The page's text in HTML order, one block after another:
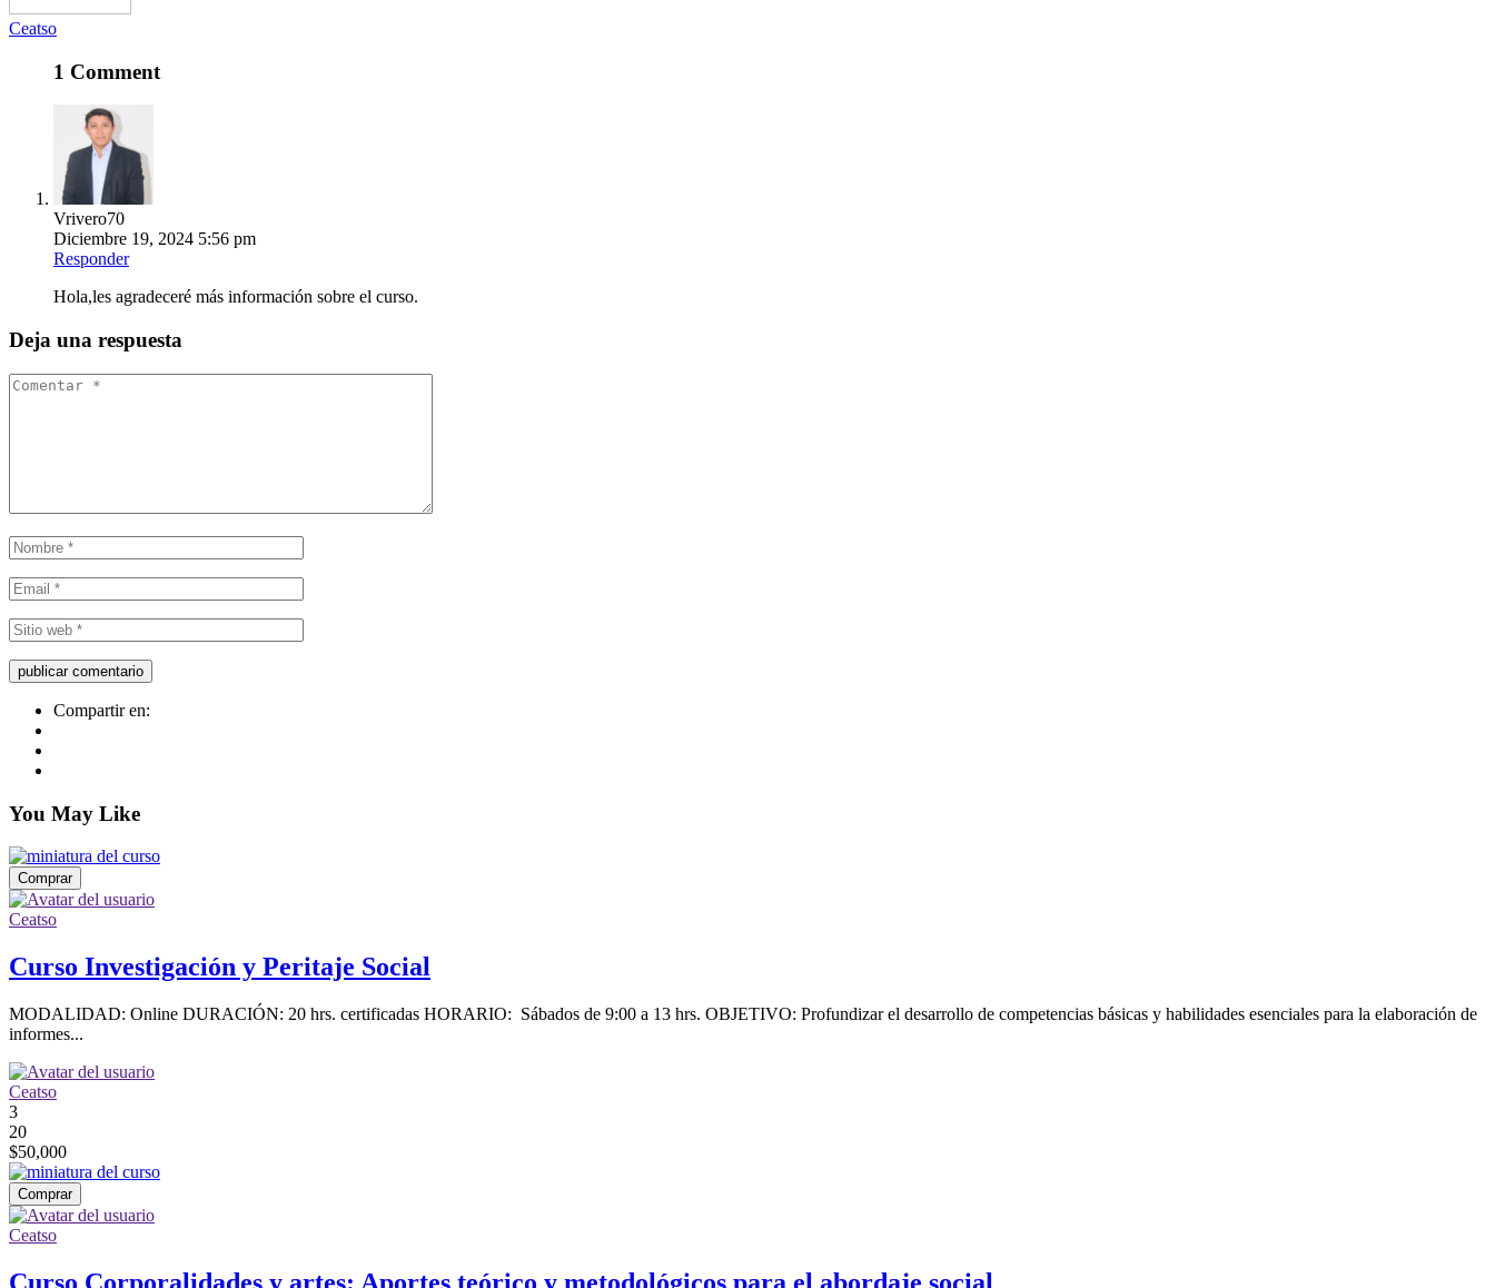
Ceatso
1 Comment
Vrivero70
Diciembre 19, 2024 5:56 pm
Responder
Hola,les agradeceré más información sobre el curso.
Deja una respuesta
Compartir en:
You May Like
Comprar
Ceatso
Curso Investigación y Peritaje Social
MODALIDAD: Online DURACIÓN: 20 hrs. certificadas HORARIO: Sábados de 9:00 a 13 hrs. OBJETIVO: Profundizar el desarrollo de competencias básicas y habilidades esenciales para la elaboración de
informes...
Ceatso
3
20
$50,000
Comprar
Ceatso